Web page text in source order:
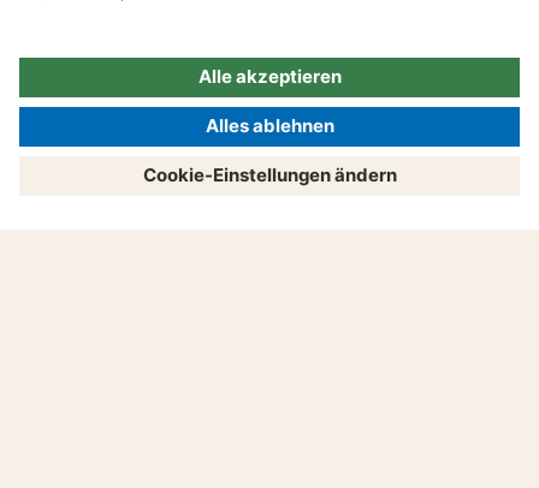
drei Voraussetzungen,
damit es klappt